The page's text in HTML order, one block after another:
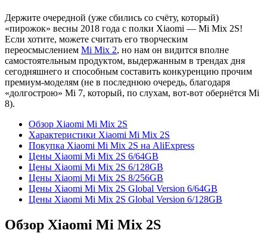
Держите очередной (уже сбились со счёту, который)
«пирожок» весны 2018 года с полки Xiaomi — Mi Mix 2S!
Если хотите, можете считать его творческим
переосмыслением Mi Mix 2, но нам он видится вполне
самостоятельным продуктом, выдержанным в трендах дня
сегодняшнего и способным составить конкуренцию прочим
премиум-моделям (не в последнюю очередь, благодаря
«долгострою» Mi 7, который, по слухам, вот-вот обернётся Mi
8).
Обзор Xiaomi Mi Mix 2S
Характеристики Xiaomi Mi Mix 2S
Покупка Xiaomi Mi Mix 2S на AliExpress
Цены Xiaomi Mi Mix 2S 6/64GB
Цены Xiaomi Mi Mix 2S 6/128GB
Цены Xiaomi Mi Mix 2S 8/256GB
Цены Xiaomi Mi Mix 2S Global Version 6/64GB
Цены Xiaomi Mi Mix 2S Global Version 6/128GB
Обзор Xiaomi Mi Mix 2S